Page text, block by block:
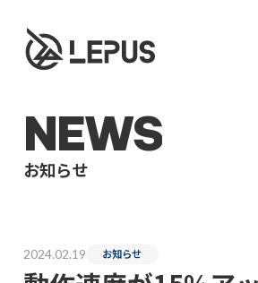
NEWS
お知らせ
2024.02.19 お知らせ